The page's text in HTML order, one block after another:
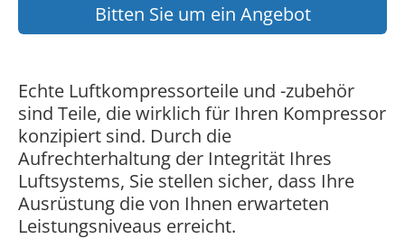
Bitten Sie um ein Angebot
Echte Luftkompressorteile und -zubehör
sind Teile, die wirklich für Ihren Kompressor
konzipiert sind. Durch die
Aufrechterhaltung der Integrität Ihres
Luftsystems, Sie stellen sicher, dass Ihre
Ausrüstung die von Ihnen erwarteten
Leistungsniveaus erreicht.